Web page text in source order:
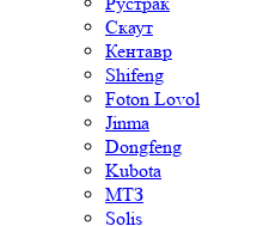
Скаут
Кентавр
Shifeng
Foton Lovol
Jinma
Dongfeng
Kubota
МТЗ
Solis